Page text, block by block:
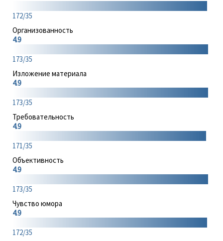
172/35
Организованность
4.9
173/35
Изложение материала
4.9
173/35
Требовательность
4.9
171/35
Объективность
4.9
173/35
Чувство юмора
4.9
172/35